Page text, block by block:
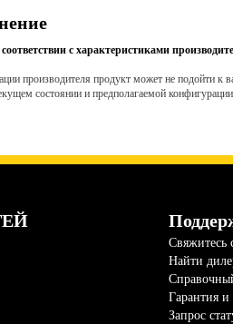
с характеристиками
производителя продукт может не подойти
состоянии и предполагаемой
Свяжитесь
Найти
Гарантия и
Запрос